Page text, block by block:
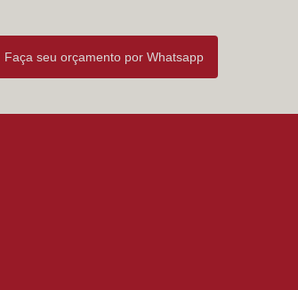
Faça seu orçamento por Whatsapp